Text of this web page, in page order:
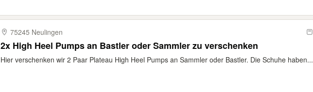
75245 Neulingen
2x High Heel Pumps an Bastler oder Sammler zu verschenken
Hier verschenken wir 2 Paar Plateau High Heel Pumps an Sammler oder Bastler. Die Schuhe haben...